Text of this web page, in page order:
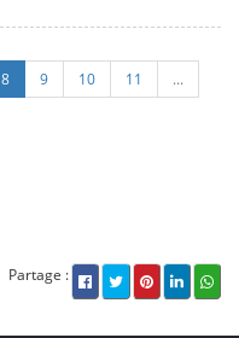
8 9 10 11
...
Partage :